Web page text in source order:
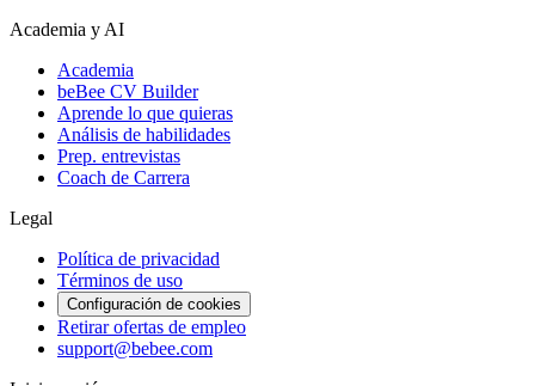
Academia y AI
Academia
beBee CV Builder
Aprende lo que quieras
Análisis de habilidades
Prep. entrevistas
Coach de Carrera
Legal
Política de privacidad
Términos de uso
Configuración de cookies
Retirar ofertas de empleo
support@bebee.com